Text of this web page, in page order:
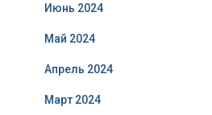
Июнь 2024
Май 2024
Апрель 2024
Март 2024